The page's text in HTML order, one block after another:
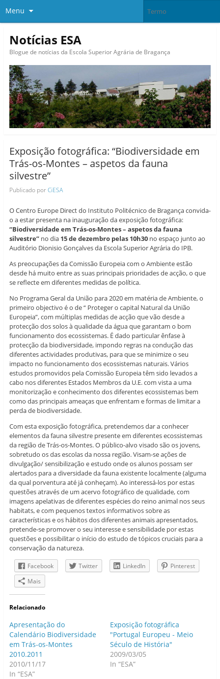
Menu
Notícias ESA
Blogue de notícias da Escola Superior Agrária de Bragança
Exposição fotográfica: “Biodiversidade em
Trás-os-Montes – aspetos da fauna
silvestre”
Publicado porCiESA
O Centro Europe Direct do Instituto Politécnico de Bragança convida-
o a estar presenta na inauguração da exposição fotográfica:
“Biodiversidade em Trás-os-Montes – aspetos da fauna
silvestre”no dia15 de dezembro pelas 10h30no espaço junto ao
Auditório Dionisio Gonçalves da Escola Superior Agrária do IPB.
As preocupações da Comissão Europeia com o Ambiente estão
desde há muito entre as suas principais prioridades de acção, o que
se reflecte em diferentes medidas de política.
No Programa Geral da União para 2020 em matéria de Ambiente, o
primeiro objectivo é o de “ Proteger o capital Natural da União
Europeia”, com múltiplas medidas de acção que vão desde a
protecção dos solos à qualidade da água que garantam o bom
funcionamento dos ecossistemas. É dado particular ênfase à
protecção da biodiversidade, impondo regras na condução das
diferentes actividades produtivas, para que se minimize o seu
impacto no funcionamento dos ecossistemas naturais. Vários
estudos promovidos pela Comissão Europeia têm sido levados a
cabo nos diferentes Estados Membros da U.E. com vista a uma
monitorização e conhecimento dos diferentes ecossistemas bem
como das principais ameaças que enfrentam e formas de limitar a
perda de biodiversidade.
Com esta exposição fotográfica, pretendemos dar a conhecer
elementos da fauna silvestre presente em diferentes ecossistemas
da região de Trás-os-Montes. O público-alvo visado são os jovens,
sobretudo os das escolas da nossa região. Visam-se ações de
divulgação/ sensibilização e estudo onde os alunos possam ser
alertados para a diversidade da fauna existente localmente (alguma
da qual porventura até já conheçam). Ao interessá-los por estas
questões através de um acervo fotográfico de qualidade, com
imagens apelativas de diferentes espécies do reino animal nos seus
habitats, e com pequenos textos informativos sobre as
características e os hábitos dos diferentes animais apresentados,
pretende-se promover o seu interesse e sensibilidade por estas
questões e possibilitar o início do estudo de tópicos cruciais para a
conservação da natureza.
Facebook Twitter LinkedIn
Pinterest
Mais
Relacionado
Apresentação do
Calendário Biodiversidade
em Trás-os-Montes
2010.2011
2010/11/17
In “ESA”
Exposição fotográfica
"Portugal Europeu - Meio
Século de História"
2009/03/05
In “ESA”